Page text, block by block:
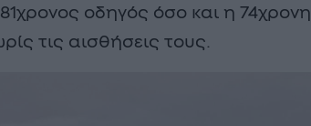
οδηγός όσο και η 74χρονη
τις αισθήσεις τους.